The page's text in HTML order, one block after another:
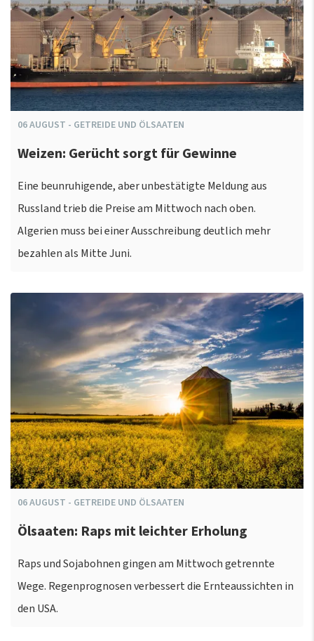
06AUGUST - GETREIDE UND ÖLSAATEN
Weizen: Gerücht sorgt für Gewinne
Eine beunruhigende, aber unbestätigte Meldung aus
Russland trieb die Preise am Mittwoch nach oben.
Algerien muss bei einer Ausschreibung deutlich mehr
bezahlen als Mitte Juni.
06AUGUST - GETREIDE UND ÖLSAATEN
Ölsaaten: Raps mit leichter Erholung
Raps und Sojabohnen gingen am Mittwoch getrennte
Wege. Regenprognosen verbessert die Ernteaussichten in
den USA.